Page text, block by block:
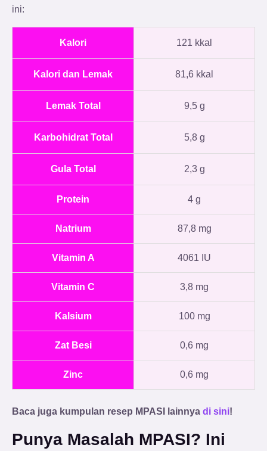
ini:
Kalori 121 kkal
Kalori dan Lemak 81,6 kkal
Lemak Total 9,5 g
Karbohidrat Total 5,8 g
Gula Total 2,3 g
Protein 4 g
Natrium 87,8 mg
Vitamin A 4061 IU
Vitamin C 3,8 mg
Kalsium 100 mg
Zat Besi 0,6 mg
Zinc 0,6 mg
Baca juga kumpulan resep MPASI lainnya di sini!
Punya Masalah MPASI? Ini